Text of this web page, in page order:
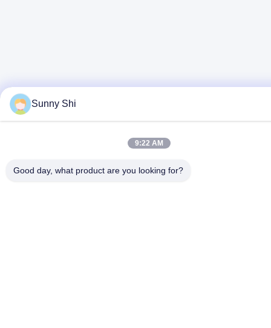
Sunny Shi
9:22 AM
Good day, what product are you looking for?